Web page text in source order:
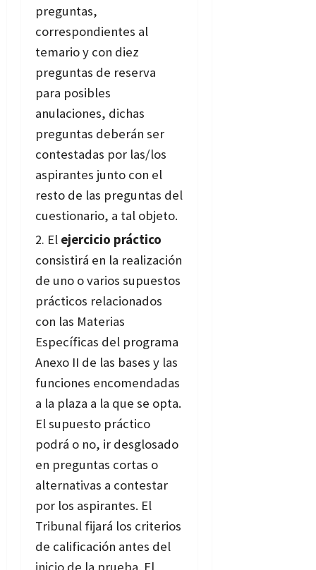
preguntas,
correspondientes al
temario y con diez
preguntas de reserva
para posibles
anulaciones, dichas
preguntas deberán ser
contestadas por las/los
aspirantes junto con el
resto de las preguntas del
cuestionario, a tal objeto.
El ejercicio práctico
consistirá en la realización
de uno o varios supuestos
prácticos relacionados
con las Materias
Específicas del programa
Anexo II de las bases y las
funciones encomendadas
a la plaza a la que se opta.
El supuesto práctico
podrá o no, ir desglosado
en preguntas cortas o
alternativas a contestar
por los aspirantes. El
Tribunal fijará los criterios
de calificación antes del